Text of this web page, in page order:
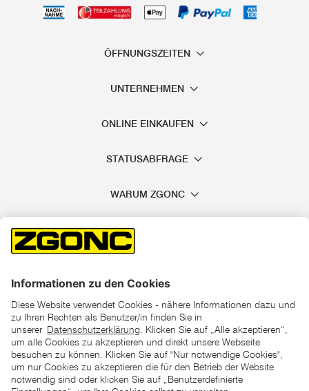
ÖFFNUNGSZEITEN
UNTERNEHMEN
ONLINE EINKAUFEN
STATUSABFRAGE
WARUM ZGONC
*der "statt"-Preis ist der niedrigste von uns in den letzten 30
Tagen vor Beginn dieser Aktion verlangte Preis